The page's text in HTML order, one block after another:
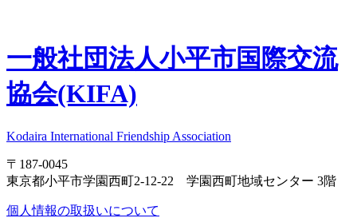
一般社団法人小平市国際交流
協会(KIFA)
Kodaira International Friendship Association
〒187-0045
東京都小平市学園西町2-12-22 学園西町地域センター 3階
個人情報の取扱いについて